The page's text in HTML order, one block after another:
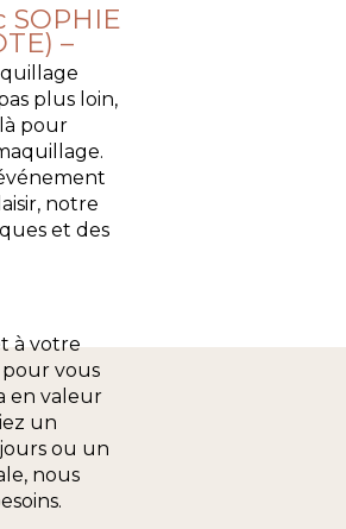
SOPHIE
plus loin,
pour
notre
et des
à votre
vous
en valeur
un
ou un
nous